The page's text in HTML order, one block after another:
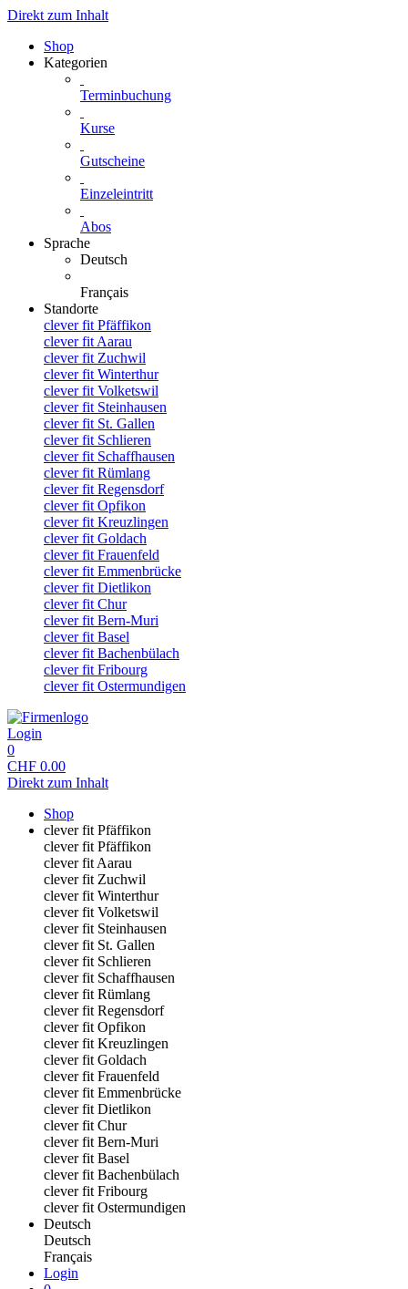
Direkt zum Inhalt
Shop
Kategorien
Terminbuchung
Kurse
Gutscheine
Einzeleintritt
Abos
Sprache
Deutsch
Français
Standorte
clever fit Pfäffikon
clever fit Aarau
clever fit Zuchwil
clever fit Winterthur
clever fit Volketswil
clever fit Steinhausen
clever fit St. Gallen
clever fit Schlieren
clever fit Schaffhausen
clever fit Rümlang
clever fit Regensdorf
clever fit Opfikon
clever fit Kreuzlingen
clever fit Goldach
clever fit Frauenfeld
clever fit Emmenbrücke
clever fit Dietlikon
clever fit Chur
clever fit Bern-Muri
clever fit Basel
clever fit Bachenbülach
clever fit Fribourg
clever fit Ostermundigen
Login
0
CHF 0.00
Direkt zum Inhalt
Shop
clever fit Pfäffikon
clever fit Pfäffikon
clever fit Aarau
clever fit Zuchwil
clever fit Winterthur
clever fit Volketswil
clever fit Steinhausen
clever fit St. Gallen
clever fit Schlieren
clever fit Schaffhausen
clever fit Rümlang
clever fit Regensdorf
clever fit Opfikon
clever fit Kreuzlingen
clever fit Goldach
clever fit Frauenfeld
clever fit Emmenbrücke
clever fit Dietlikon
clever fit Chur
clever fit Bern-Muri
clever fit Basel
clever fit Bachenbülach
clever fit Fribourg
clever fit Ostermundigen
Deutsch
Deutsch
Français
Login